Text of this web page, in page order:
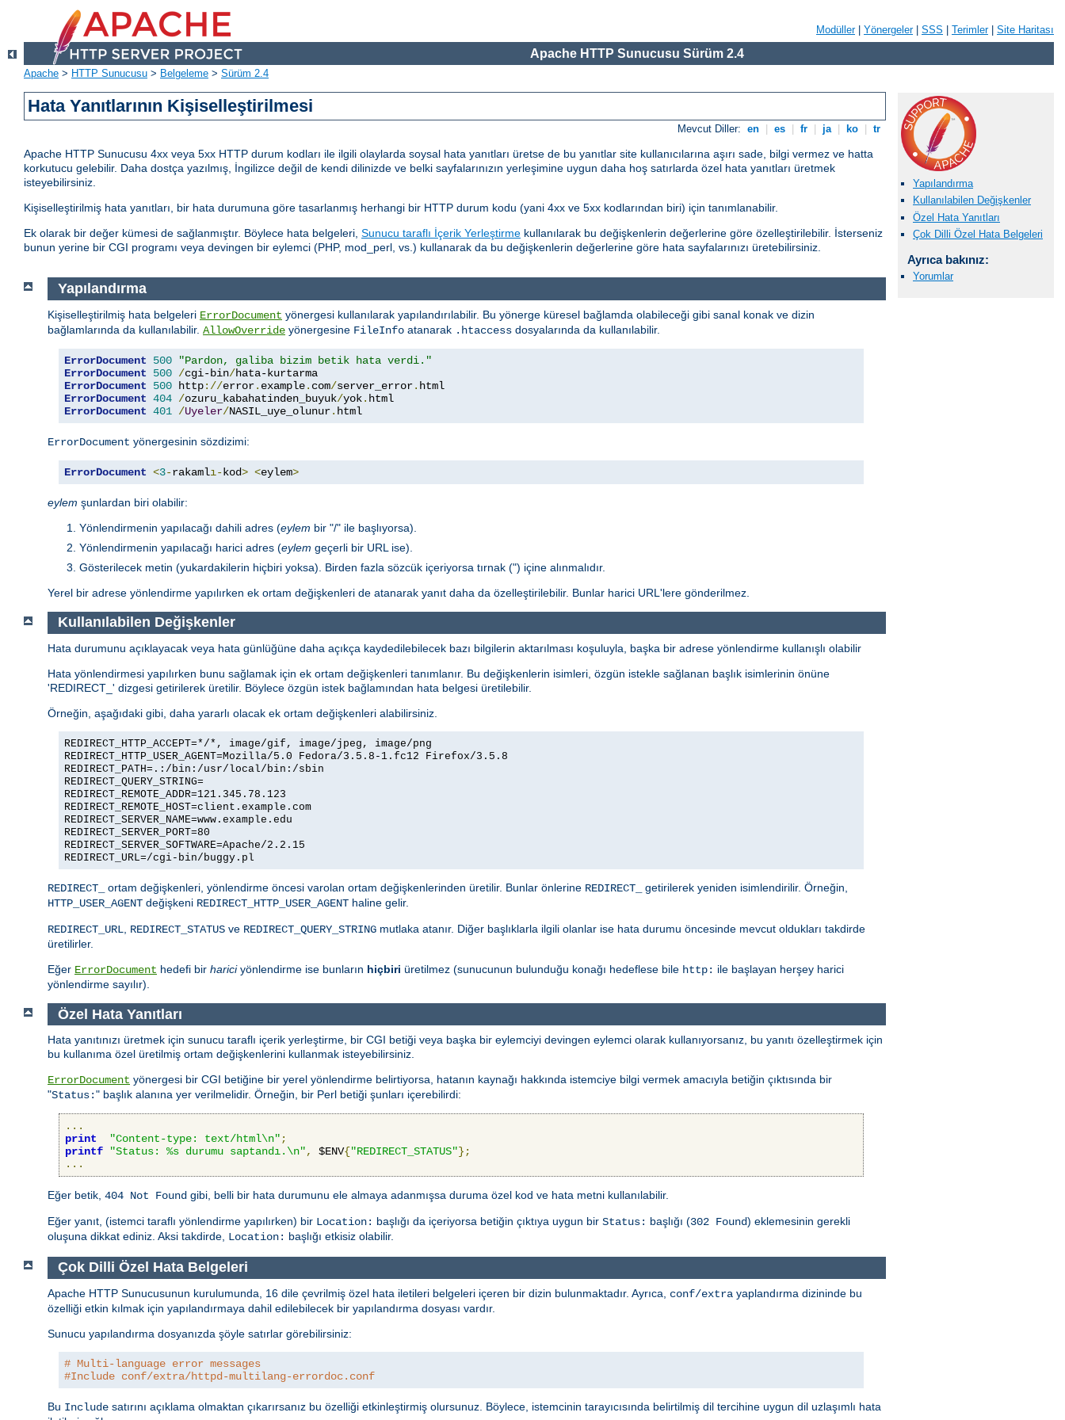
Modüller| Yönergeler| SSS Terimler| Site Haritası
Apache HTTP Sunucusu Sürüm 2.4
Apache > HTTP Sunucusu > Belgeleme > Sürüm 2.4
Hata Yanıtlarının Kişiselleştirilmesi
Mevcut Diller: en es fr ja ko tr
Apache HTTP Sunucusu 4xx veya 5xx HTTP durum kodları ile ilgili olaylarda soysal hata yanıtları üretse de bu yanıtlar site kullanıcılarına aşırı sade, bilgi vermez ve hatta
korkutucu gelebilir. Daha dostça yazılmış, İngilizce değil de kendi dilinizde ve belki sayfalarınızın yerleşimine uygun daha hoş satırlarda özel hata yanıtları üretmek
isteyebilirsiniz.
Kişiselleştirilmiş hata yanıtları, bir hata durumuna göre tasarlanmış herhangi bir HTTP durum kodu (yani 4xx ve 5xx kodlarından biri) için tanımlanabilir.
Ek olarak bir değer kümesi de sağlanmıştır. Böylece hata belgeleri, Sunucu taraflı İçerik Yerleştirme kullanılarak bu değişkenlerin değerlerine göre özelleştirilebilir. İsterseniz
bunun yerine bir CGI programı veya devingen bir eylemci (PHP, mod_perl, vs.) kullanarak da bu değişkenlerin değerlerine göre hata sayfalarınızı üretebilirsiniz.
Yapılandırma
Kullanılabilen Değişkenler
Özel Hata Yanıtları
Çok Dilli Özel Hata Belgeleri
Ayrıca bakınız:
Yorumlar
Yapılandırma
Kişiselleştirilmiş hata belgeleri ErrorDocument yönergesi kullanılarak yapılandırılabilir. Bu yönerge küresel bağlamda olabileceği gibi sanal konak ve dizin
bağlamlarında da kullanılabilir. AllowOverride yönergesine FileInfo atanarak .htaccess dosyalarında da kullanılabilir.
ErrorDocument 500
"Pardon, galiba bizim betik hata verdi."
ErrorDocument
500 /cgi-bin/
ErrorDocument
500 http://error. example. com/server_error.
ErrorDocument 404 /ozuru_kabahatinden_buyuk/yok.
ErrorDocument 401 /Uyeler/NASIL_uye_olunur. html
ErrorDocument yönergesinin sözdizimi:
ErrorDocument <3-rakamlı-kod> <eylem>
eylem şunlardan biri olabilir:
Yönlendirmenin yapılacağı dahili adres (eylem bir "/" ile başlıyorsa).
Yönlendirmenin yapılacağı harici adres (eylem geçerli bir URL ise).
Gösterilecek metin (yukardakilerin hiçbiri yoksa). Birden fazla sözcük içeriyorsa tırnak (") içine alınmalıdır.
Yerel bir adrese yönlendirme yapılırken ek ortam değişkenleri de atanarak yanıt daha da özelleştirilebilir. Bunlar harici URL'lere gönderilmez.
Kullanılabilen Değişkenler
Hata durumunu açıklayacak veya hata günlüğüne daha açıkça kaydedilebilecek bazı bilgilerin aktarılması koşuluyla, başka bir adrese yönlendirme kullanışlı olabilir
Hata yönlendirmesi yapılırken bunu sağlamak için ek ortam değişkenleri tanımlanır. Bu değişkenlerin isimleri, özgün istekle sağlanan başlık isimlerinin önüne
'REDIRECT_' dizgesi getirilerek üretilir. Böylece özgün istek bağlamından hata belgesi üretilebilir.
Örneğin, aşağıdaki gibi, daha yararlı olacak ek ortam değişkenleri alabilirsiniz.
REDIRECT_HTTP_ACCEPT=*/*, image/gif, image/jpeg, image/png
REDIRECT_HTTP_USER_AGENT=Mozilla/5.0 Fedora/3.5.8-1.fc12 Firefox/3.5.8
REDIRECT_PATH=.:/bin:/usr/local/bin:/sbin
REDIRECT_QUERY_STRING=
REDIRECT_REMOTE_ADDR=121.345.78.123
REDIRECT_REMOTE_HOST=client.example.com
REDIRECT_SERVER_NAME=www.example.edu
REDIRECT_SERVER_PORT=80
REDIRECT_SERVER_SOFTWARE=Apache/2.2.15
REDIRECT_URL=/cgi-bin/buggy.pl
REDIRECT_ ortam değişkenleri, yönlendirme öncesi varolan ortam değişkenlerinden üretilir. Bunlar önlerine REDIRECT_
getirilerek yeniden isimlendirilir. Örneğin,
HTTP_USER_AGENT değişkeni REDIRECT_HTTP_USER_AGENT haline gelir.
REDIRECT_URL REDIRECT_STATUS ve REDIRECT_QUERY_STRING mutlaka atanır. Diğer başlıklarla ilgili olanlar ise hata durumu öncesinde mevcut oldukları takdirde
üretilirler.
Eğer ErrorDocument hedefi bir hariciyönlendirme ise bunların hiçbiri üretilmez (sunucunun bulunduğu konağı hedeflese bile http: ile başlayan herşey harici
yönlendirme sayılır).
Özel Hata Yanıtları
Hata yanıtınızı üretmek için sunucu taraflı içerik yerleştirme, bir CGI betiği veya başka bir eylemciyi devingen eylemci olarak kullanıyorsanız, bu yanıtı özelleştirmek için
bu kullanıma özel üretilmiş ortam değişkenlerini kullanmak isteyebilirsiniz.
ErrorDocument yönergesi bir CGI betiğine bir yerel yönlendirme belirtiyorsa, hatanın kaynağı hakkında istemciye bilgi vermek amacıyla betiğin çıktısında bir
"Status:" başlık alanına yer verilmelidir. Örneğin, bir Perl betiği şunları içerebilirdi:
...
print
"Content-type: text/html\n";
printf
"Status: %s durumu saptandı.\n", $ENV{"REDIRECT_STATUS"};
...
Eğer betik, 404 Not Found gibi, belli bir hata durumunu ele almaya adanmışsa duruma özel kod ve hata metni kullanılabilir.
Eğer yanıt, (istemci taraflı yönlendirme yapılırken) bir Location: başlığı da içeriyorsa betiğin çıktıya uygun bir Status: başlığı (302 Found) eklemesinin gerekli
oluşuna dikkat ediniz. Aksi takdirde, Location: başlığı etkisiz olabilir.
Çok Dilli Özel Hata Belgeleri
Apache HTTP Sunucusunun kurulumunda, 16 dile çevrilmiş özel hata iletileri belgeleri içeren bir dizin bulunmaktadır. Ayrıca, conf/extra yaplandırma dizininde bu
özelliği etkin kılmak için yapılandırmaya dahil edilebilecek bir yapılandırma dosyası vardır.
Sunucu yapılandırma dosyanızda şöyle satırlar görebilirsiniz:
# Multi-language error messages
#Include conf/extra/httpd-multilang-errordoc.conf
Bu Include satırını açıklama olmaktan çıkarırsanız bu özelliği etkinleştirmiş olursunuz. Böylece, istemcinin tarayıcısında belirtilmiş dil tercihine uygun dil uzlaşımlı hata